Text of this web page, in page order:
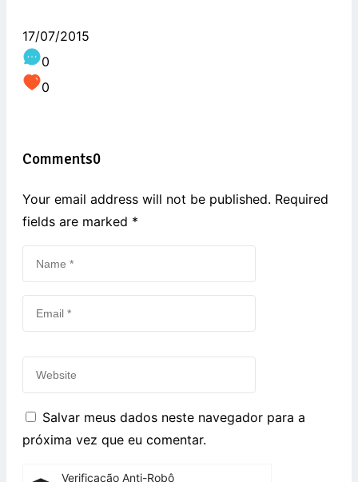
17/07/2015
0
0
Comments0
Your email address will not be published. Required
fields are marked *
Salvar meus dados neste navegador para a
próxima vez que eu comentar.
Verificação Anti-Robô